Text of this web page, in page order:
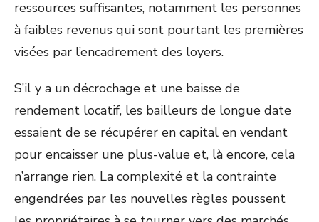
ressources suffisantes, notamment les personnes
à faibles revenus qui sont pourtant les premières
visées par l’encadrement des loyers.
S’il y a un décrochage et une baisse de
rendement locatif, les bailleurs de longue date
essaient de se récupérer en capital en vendant
pour encaisser une plus-value et, là encore, cela
n’arrange rien. La complexité et la contrainte
engendrées par les nouvelles règles poussent